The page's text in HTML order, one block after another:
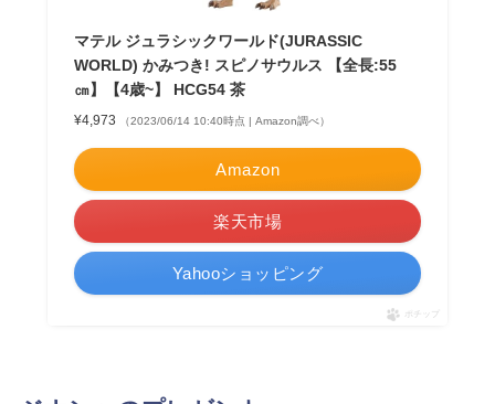
マテル ジュラシックワールド(JURASSIC
WORLD) かみつき! スピノサウルス 【全長:55
㎝】【4歳~】 HCG54 茶
¥4,973 （2023/06/14 10:40時点 | Amazon調べ）
Amazon
楽天市場
Yahooショッピング
ポチップ